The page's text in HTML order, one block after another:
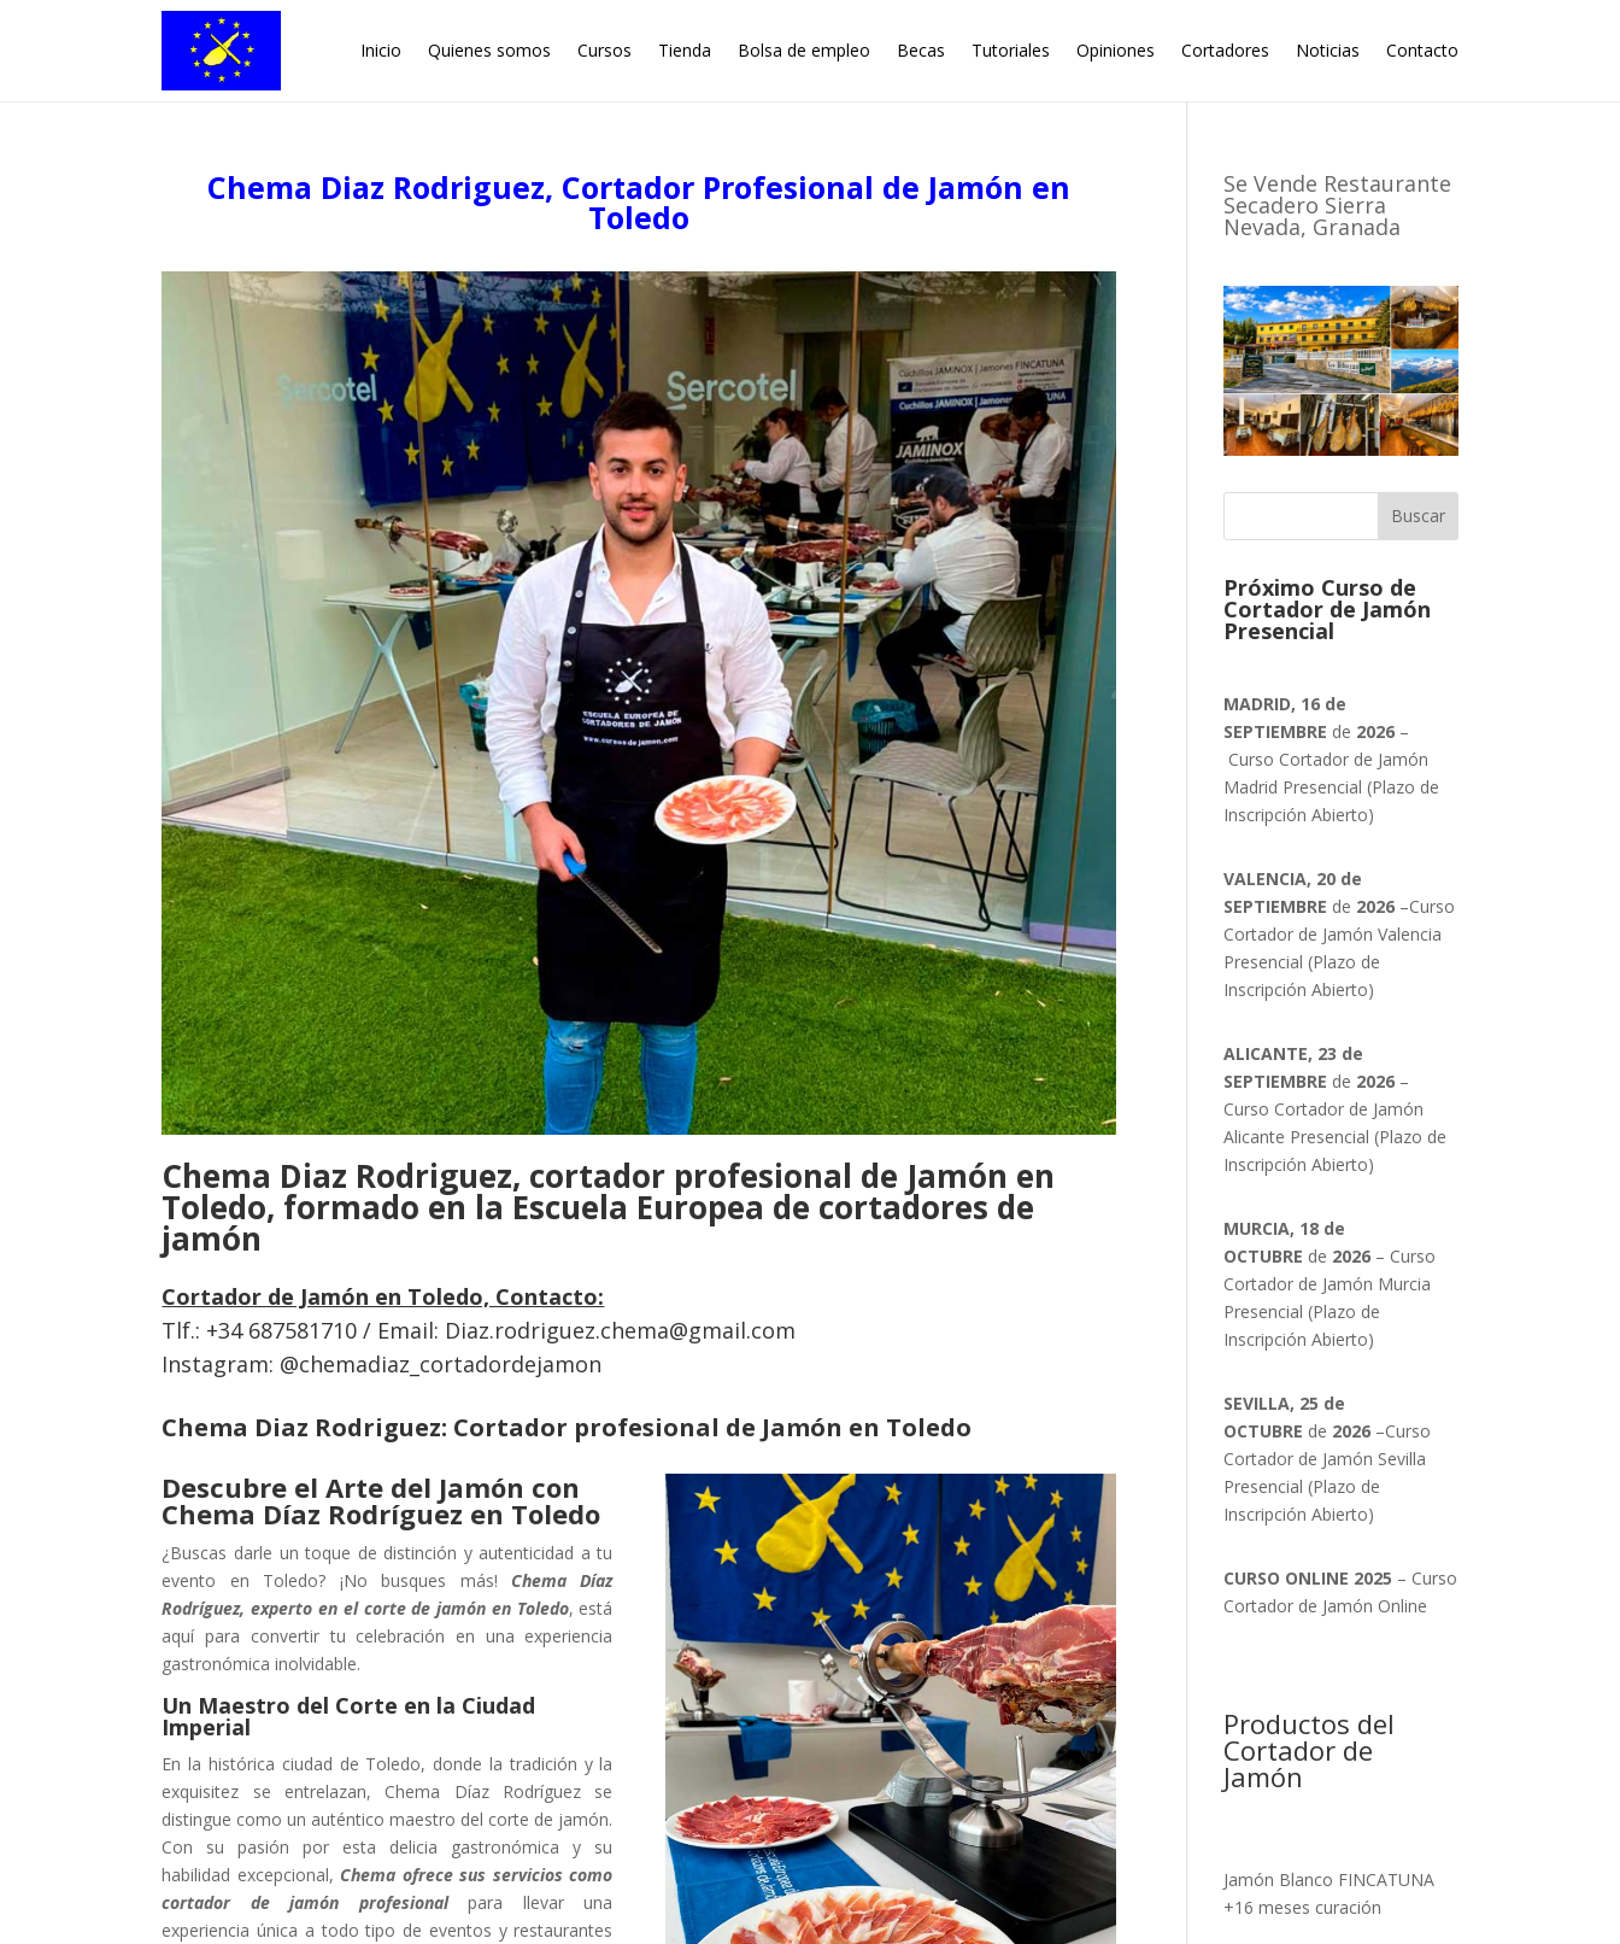
Inicio Quienes somos Cursos Tienda Bolsa de empleo Becas Tutoriales Opiniones Cortadores Noticias Contacto
Chema Diaz Rodriguez, Cortador Profesional de Jamón en
Toledo
Chema Diaz Rodriguez, cortador profesional de Jamón en
Toledo, formado en la Escuela Europea de cortadores de
jamón
Cortador de Jamón en Toledo, Contacto:
Tlf.: +34 687581710 / Email: Diaz.rodriguez.chema@gmail.com
Instagram: @chemadiaz_cortadordejamon
Chema Diaz Rodriguez: Cortador profesional de Jamón en Toledo
Descubre el Arte del Jamón con
Chema Díaz Rodríguez en Toledo
¿Buscas darle un toque de distinción y autenticidad a tu
evento en Toledo? ¡No busques más! Chema Díaz
Rodríguez, experto en el corte de jamón en Toledo, está
aquí para convertir tu celebración en una experiencia
gastronómica inolvidable.
Un Maestro del Corte en la Ciudad
Imperial
En la histórica ciudad de Toledo, donde la tradición y la
exquisitez se entrelazan, Chema Díaz Rodríguez se
distingue como un auténtico maestro del corte de jamón.
Con su pasión por esta delicia gastronómica y su
habilidad excepcional, Chema ofrece sus servicios como
cortador de jamón profesional
para llevar una
experiencia única a todo tipo de eventos y restaurantes
Se Vende Restaurante
Secadero Sierra
Nevada, Granada
Próximo Curso de
Cortador de Jamón
Presencial
MADRID, 16 de
SEPTIEMBRE de 2026 –
Curso Cortador de Jamón
Madrid Presencial (Plazo de
Inscripción Abierto)
VALENCIA, 20 de
SEPTIEMBRE de 2026 –Curso
Cortador de Jamón Valencia
Presencial (Plazo de
Inscripción Abierto)
ALICANTE, 23 de
SEPTIEMBRE de 2026 –
Curso Cortador de Jamón
Alicante Presencial (Plazo de
Inscripción Abierto)
MURCIA, 18 de
OCTUBRE de 2026 – Curso
Cortador de Jamón Murcia
Presencial (Plazo de
Inscripción Abierto)
SEVILLA, 25 de
OCTUBRE de 2026 –Curso
Cortador de Jamón Sevilla
Presencial (Plazo de
Inscripción Abierto)
CURSO ONLINE 2025 – Curso
Cortador de Jamón Online
Productos del
Cortador de
Jamón
Jamón Blanco FINCATUNA
+16 meses curación